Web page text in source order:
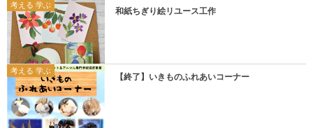
考える 学ぶ
和紙ちぎり絵リユース工作
考える 学ぶ
【終了】いきものふれあいコーナー